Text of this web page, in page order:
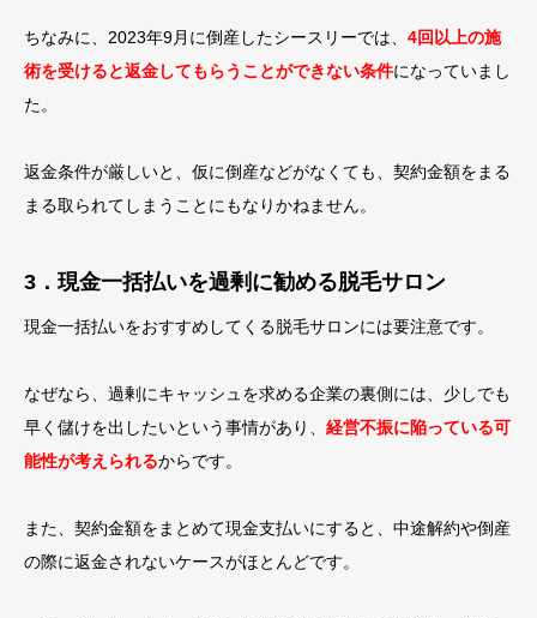
ちなみに、2023年9月に倒産したシースリーでは、 4回以上の施
術を受けると返金してもらうことができない条件になっていまし
た。
返金条件が厳しいと、仮に倒産などがなくても、契約金額をまる
まる取られてしまうことにもなりかねません。
3．現金一括払いを過剰に勧める脱毛サロン
現金一括払いをおすすめしてくる脱毛サロンには要注意です。
なぜなら、過剰にキャッシュを求める企業の裏側には、少しでも
早く儲けを出したいという事情があり、 経営不振に陥っている可
能性が考えられるからです。
また、契約金額をまとめて現金支払いにすると、中途解約や倒産
の際に返金されないケースがほとんどです。